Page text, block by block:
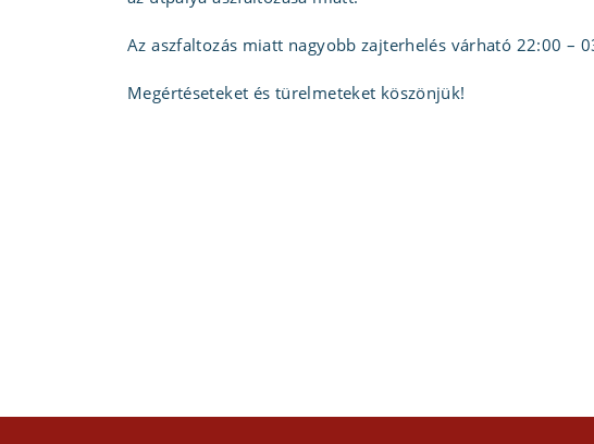
Az aszfaltozás miatt nagyobb zajterhelés várható 22:00 –
Megértéseteket és türelmeteket köszönjük!